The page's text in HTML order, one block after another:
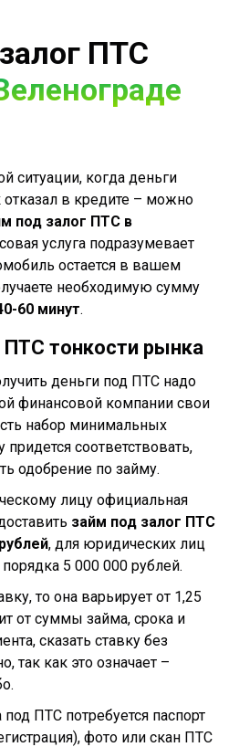
ПТС
ситуации, когда деньги
в кредите – можно
под залог ПТС в
услуга подразумевает
остается в вашем
необходимую сумму
60 минут.
ПТС тонкости рынка
деньги под ПТС надо
финансовой компании свои
набор минимальных
соответствовать,
одобрение по займу.
лицу официальная
займ под залог ПТС
, для юридических лиц
5 000 000 рублей.
то она варьирует от 1,25
от суммы займа, срока и
сказать ставку без
так как это означает –
ПТС потребуется паспорт
фото или скан ПТС